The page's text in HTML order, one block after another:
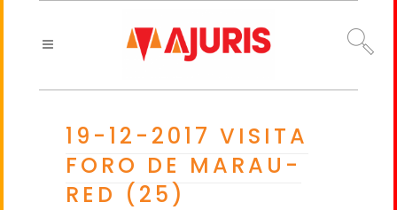
19-12-2017 VISITA
FORO DE MARAU-
RED (25)